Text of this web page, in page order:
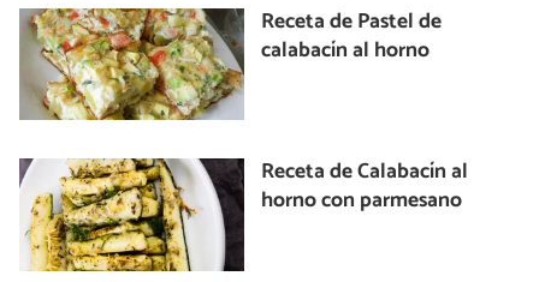
Receta de Pastel de
calabacín al horno
Receta de Calabacín al
horno con parmesano